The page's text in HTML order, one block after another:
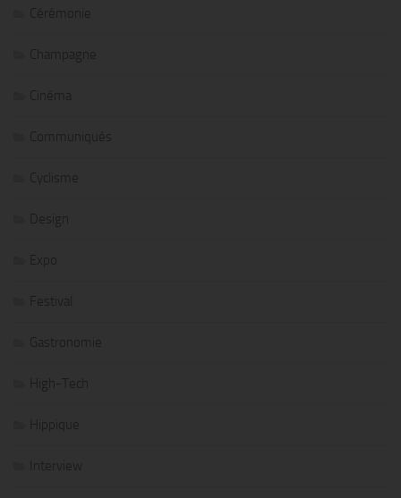
Cérémonie
Champagne
Cinéma
Communiqués
Cyclisme
Design
Expo
Festival
Gastronomie
High-Tech
Hippique
Interview